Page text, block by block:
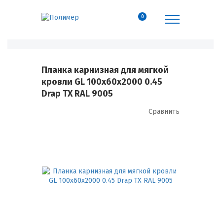
0
Планка карнизная для мягкой
кровли GL 100х60х2000 0.45
Drap TX RAL 9005
Сравнить